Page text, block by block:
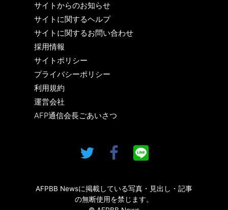
サイトからのお知らせ
サイトに関するヘルプ
サイトに関するお問い合わせ
採用情報
サイトポリシー
プライバシーポリシー
利用規約
運営会社
AFP通信会長ごあいさつ
AFPBB Newsに掲載している写真・見出し・記事
の無断使用を禁じます。